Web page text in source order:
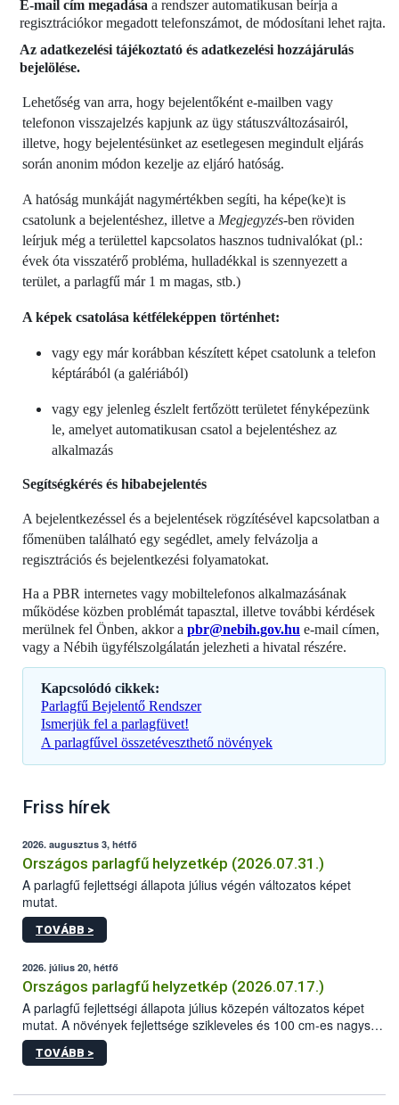
E-mail cím megadása a rendszer automatikusan beírja a
regisztrációkor megadott telefonszámot, de módosítani lehet rajta.
Az adatkezelési tájékoztató és adatkezelési hozzájárulás
bejelölése.
Lehetőség van arra, hogy bejelentőként e-mailben vagy
telefonon visszajelzés kapjunk az ügy státuszváltozásairól,
illetve, hogy bejelentésünket az esetlegesen megindult eljárás
során anonim módon kezelje az eljáró hatóság.
A hatóság munkáját nagymértékben segíti, ha képe(ke)t is
csatolunk a bejelentéshez, illetve a Megjegyzés-ben röviden
leírjuk még a területtel kapcsolatos hasznos tudnivalókat (pl.:
évek óta visszatérő probléma, hulladékkal is szennyezett a
terület, a parlagfű már 1 m magas, stb.)
A képek csatolása kétféleképpen történhet:
vagy egy már korábban készített képet csatolunk a telefon
képtárából (a galériából)
vagy egy jelenleg észlelt fertőzött területet fényképezünk
le, amelyet automatikusan csatol a bejelentéshez az
alkalmazás
Segítségkérés és hibabejelentés
A bejelentkezéssel és a bejelentések rögzítésével kapcsolatban a
főmenüben található egy segédlet, amely felvázolja a
regisztrációs és bejelentkezési folyamatokat.
Ha a PBR internetes vagy mobiltelefonos alkalmazásának
működése közben problémát tapasztal, illetve további kérdések
merülnek fel Önben, akkor a pbr@nebih.gov.hu e-mail címen,
vagy a Nébih ügyfélszolgálatán jelezheti a hivatal részére.
Kapcsolódó cikkek:
Parlagfű Bejelentő Rendszer
Ismerjük fel a parlagfüvet!
A parlagfűvel összetéveszthető növények
Friss hírek
2026. augusztus 3, hétfő
Országos parlagfű helyzetkép (2026.07.31.)
A parlagfű fejlettségi állapota július végén változatos képet
mutat.
TOVÁBB >
2026. július 20, hétfő
Országos parlagfű helyzetkép (2026.07.17.)
A parlagfű fejlettségi állapota július közepén változatos képet
mutat. A növények fejlettsége szikleveles és 100 cm-es nagyság
közötti, ám a növényméret és az elágazások száma sok helyen
elmarad az eddigi években jellemzőtől. A legfejlettebb egyedek
cm-es példányok is találhatóak). A parlagfűnövények nagy része
TOVÁBB >